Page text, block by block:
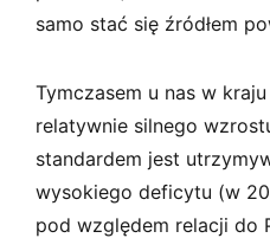
samo stać się źródłem
Tymczasem u nas w
relatywnie silnego
standardem jest
wysokiego deficytu (w
pod względem relacji do